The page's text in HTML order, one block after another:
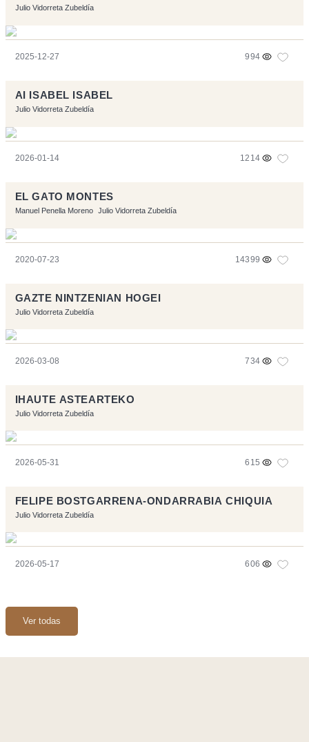
Julio Vidorreta Zubeldía
2025-12-27 994
AI ISABEL ISABEL
Julio Vidorreta Zubeldía
2026-01-14 1214
EL GATO MONTES
Manuel Penella Moreno Julio Vidorreta Zubeldía
2020-07-23 14399
GAZTE NINTZENIAN HOGEI
Julio Vidorreta Zubeldía
2026-03-08 734
IHAUTE ASTEARTEKO
Julio Vidorreta Zubeldía
2026-05-31 615
FELIPE BOSTGARRENA-ONDARRABIA CHIQUIA
Julio Vidorreta Zubeldía
2026-05-17 606
Ver todas